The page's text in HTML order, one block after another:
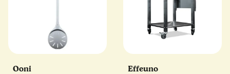
Ooni Effeuno